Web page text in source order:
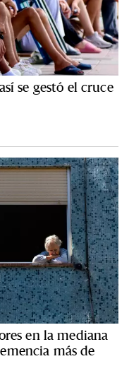
se gestó el cruce
en la mediana
más de